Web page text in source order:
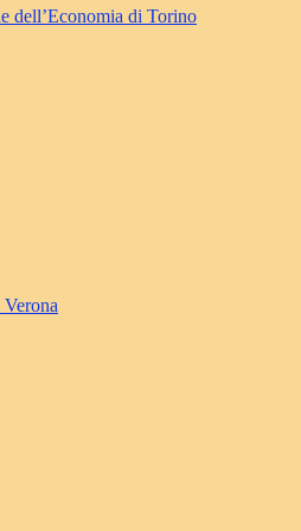
dell’Economia di Torino